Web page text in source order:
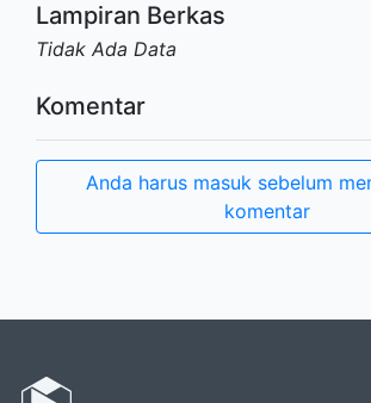
Lampiran Berkas
Tidak Ada Data
Komentar
Anda harus masuk sebelum
komentar